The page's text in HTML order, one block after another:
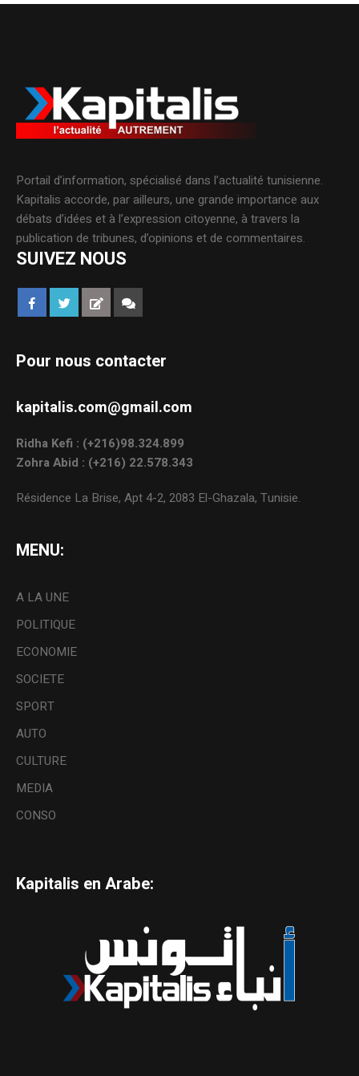
Portail d’information, spécialisé dans l’actualité tunisienne.
Kapitalis accorde, par ailleurs, une grande importance aux
débats d’idées et à l’expression citoyenne, à travers la
publication de tribunes, d’opinions et de commentaires.
SUIVEZ NOUS
Pour nous contacter
kapitalis.com@gmail.com
Ridha Kefi : (+216)98.324.899
Zohra Abid : (+216) 22.578.343
Résidence La Brise, Apt 4-2, 2083 El-Ghazala, Tunisie.
MENU:
A LA UNE
POLITIQUE
ECONOMIE
SOCIETE
SPORT
AUTO
CULTURE
MEDIA
CONSO
Kapitalis en Arabe: